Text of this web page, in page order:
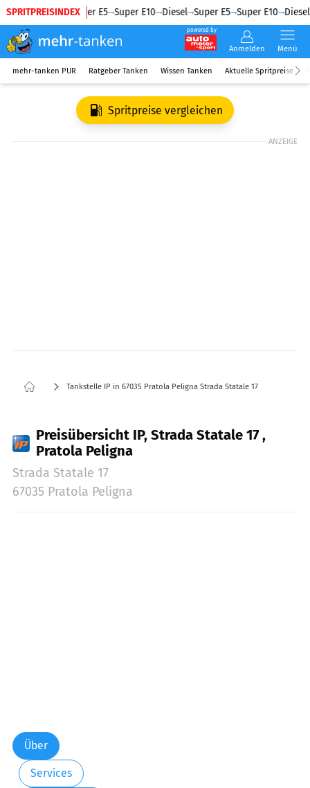
SPRITPREISINDEX
Diesel Super E5 Super E10 Diesel Super E5 Super E10 Diesel
powered by
Anmelden Menü
mehr-tanken PUR Ratgeber Tanken Wissen Tanken Aktuelle Spritpreise
Spritpreise vergleichen
ANZEIGE
Tankstelle IP in 67035 Pratola Peligna Strada Statale 17
Preisübersicht IP, Strada Statale 17 ,
Pratola Peligna
Strada Statale 17
67035 Pratola Peligna
Über
Services